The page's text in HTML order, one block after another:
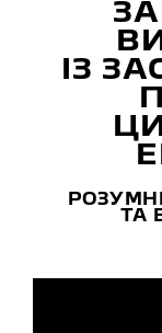
ІЗ
ТА